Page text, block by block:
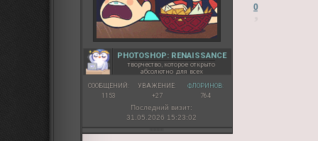
PHOTOSHOP: RENAISSANCE
творчество, которое открыто
абсолютно для всех
СООБЩЕНИЙ:
1153
УВАЖЕНИЕ:
+27
ФЛОРИНОВ:
764
Последний визит:
31.05.2026 15:23:02
0